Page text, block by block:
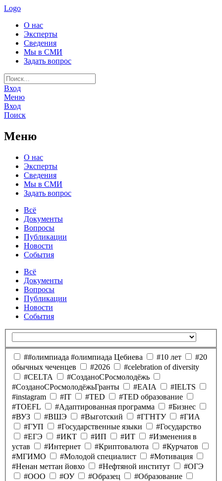
Logo
О нас
Эксперты
Сведения
Мы в СМИ
Задать вопрос
Вход
Меню
Вход
Поиск
Меню
О нас
Эксперты
Сведения
Мы в СМИ
Задать вопрос
Всё
Документы
Вопросы
Публикации
Новости
События
Всё
Документы
Вопросы
Публикации
Новости
События
##олимпиада #олимпиада Цебиева #10 лет
#20
обычных чеченцев
#2026
#celebration of diversity
#CELTA
#CозданоCРосмолодёжь
#CозданоCРосмолодёжьГранты
#EAIA
#IELTS
#instagram
#IT #TED
#TED образование
#TOEFL
#Адаптированная программа
#Бизнес
#ВУЗ
#ВШЭ #Выготский #ГГНТУ
#ГИА
#ГУП
#Государственные языки
#Государство
#ЕГЭ
#ИКТ #ИП #ИТ
#Изменения в
устав
#Интернет #Криптовалюта
#Курчатов
#МГИМО
#Молодой специалист
#Мотивация
#Ненан меттан йовхо
#Нефтяной институт
#ОГЭ
#ООО
#ОУ #Образец
#Образование